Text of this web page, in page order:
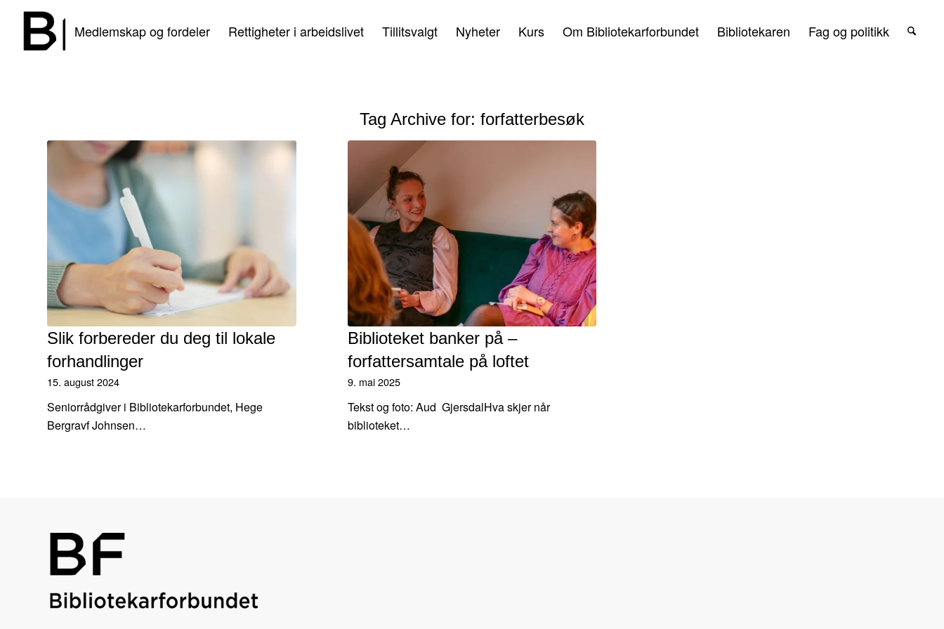
Medlemskap og fordeler Rettigheter i arbeidslivet Tillitsvalgt Nyheter Kurs Om Bibliotekarforbundet Bibliotekaren Fag og politikk
Tag Archive for: forfatterbesøk
Slik forbereder du deg til lokale
forhandlinger
15. august 2024
Seniorrådgiver i Bibliotekarforbundet, Hege
Bergravf Johnsen…
Biblioteket banker på –
forfattersamtale på loftet
9. mai 2025
Tekst og foto: Aud GjersdalHva skjer når
biblioteket…